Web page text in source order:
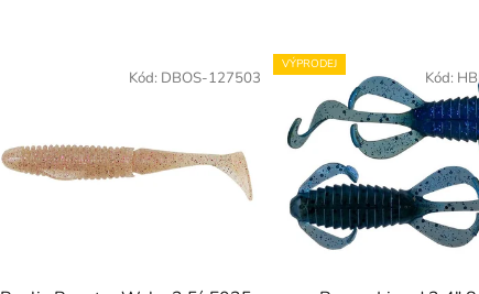
Kód: DBOS-127503
VÝPRODEJ
Kód: